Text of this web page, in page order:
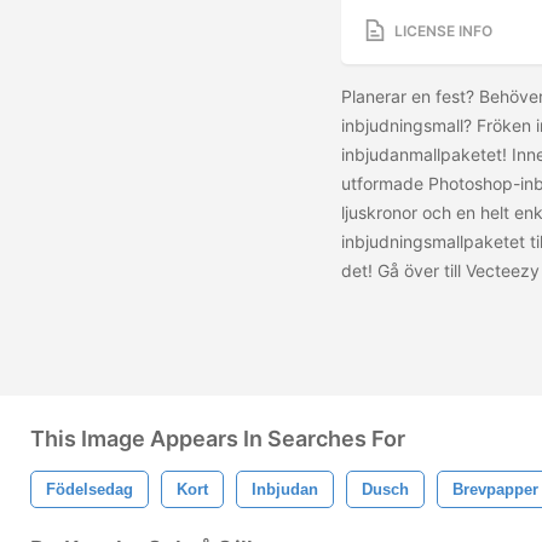
LICENSE INFO
Planerar en fest?
inbjudningsmall? Fröken
inbjudanmallpaketet!
utformade Photoshop-
ljuskronor och en helt
inbjudningsmallpaketet
det! Gå över till
This Image Appears In Searches For
Födelsedag Kort Inbjudan Dusch Brevpapper